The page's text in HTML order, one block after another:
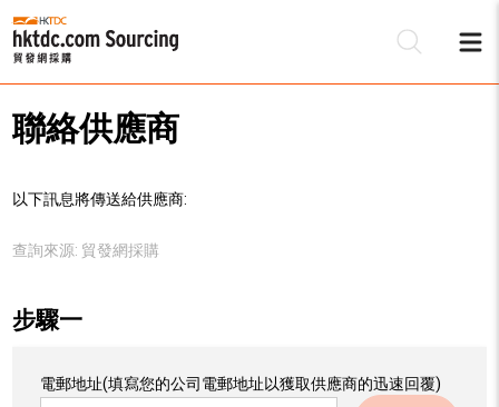
聯絡供應商
以下訊息將傳送給供應商:
查詢來源: 貿發網採購
步驟一
電郵地址(填寫您的公司電郵地址以獲取供應商的迅速回覆)